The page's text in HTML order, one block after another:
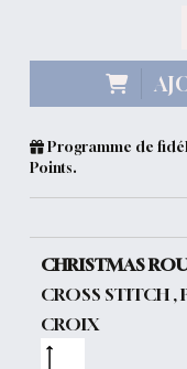
Programme de
Points.
CHRISTMAS
CROSS STITCH
CROIX